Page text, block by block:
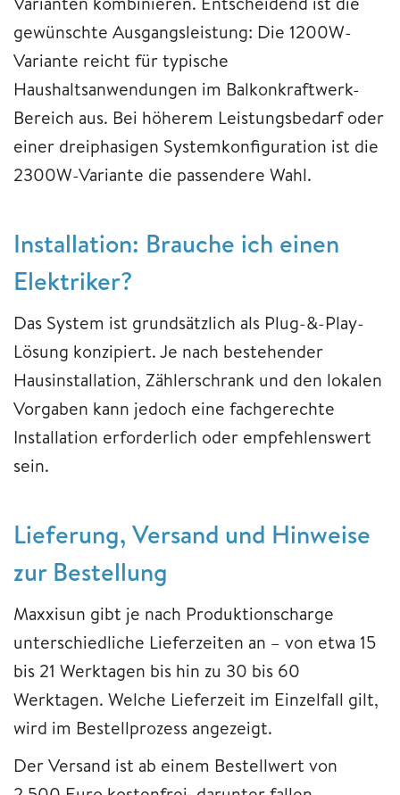
gewünschte Ausgangsleistung: Die 1200W-
Variante reicht für typische
Haushaltsanwendungen im Balkonkraftwerk-
Bereich aus. Bei höherem Leistungsbedarf oder
einer dreiphasigen Systemkonfiguration ist die
2300W-Variante die passendere Wahl.
Installation: Brauche ich einen
Elektriker?
Das System ist grundsätzlich als Plug-&-Play-
Lösung konzipiert. Je nach bestehender
Hausinstallation, Zählerschrank und den lokalen
Vorgaben kann jedoch eine fachgerechte
Installation erforderlich oder empfehlenswert
sein.
Lieferung, Versand und Hinweise
zur Bestellung
Maxxisun gibt je nach Produktionscharge
unterschiedliche Lieferzeiten an – von etwa 15
bis 21 Werktagen bis hin zu 30 bis 60
Werktagen. Welche Lieferzeit im Einzelfall gilt,
wird im Bestellprozess angezeigt.
Der Versand ist ab einem Bestellwert von